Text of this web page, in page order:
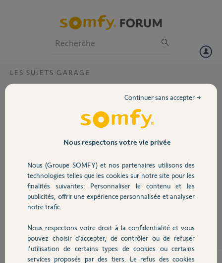
Volet
Sécurité
Domotique
Chauffage
Autres produits
LES SUJETS GARAGE
securisation porte de garage basculante
Bonjour, mon garage est équipé d'une porte de garage basculante
débordante, l'intallation va je pense me faire retirer le système de
verrouillage et donc de fermeture par serrure. Mais l'installation d'un
t'il un de sécurisation en option ?
Franck
il y a plus de 9 ans
Participer au fil de discussion
Nous respectons votre vie privée
Nous (Groupe SOMFY) et nos partenaires utilisons des
technologies telles que les cookies sur notre site pour les
finalités suivantes: Personnaliser le contenu et les
publicités, offrir une expérience personnalisée et analyser
notre trafic.
Nous respectons votre droit à la confidentialité et vous
pouvez choisir d’accepter, de contrôler ou de refuser
l'utilisation de certains types de cookies ou certains
services proposés par des tiers. Le refus des cookies
Continuer sans accepter →